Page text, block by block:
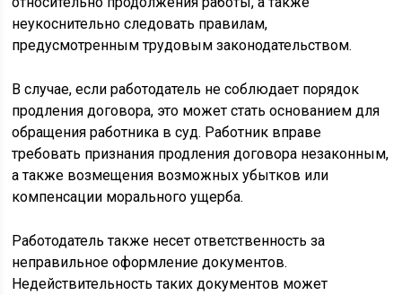
неукоснительно следовать правилам,
предусмотренным трудовым законодательством.
В случае, если работодатель не соблюдает порядок
продления договора, это может стать основанием для
обращения работника в суд. Работник вправе
требовать признания продления договора незаконным,
а также возмещения возможных убытков или
компенсации морального ущерба.
Работодатель также несет ответственность за
неправильное оформление документов.
Недействительность таких документов может